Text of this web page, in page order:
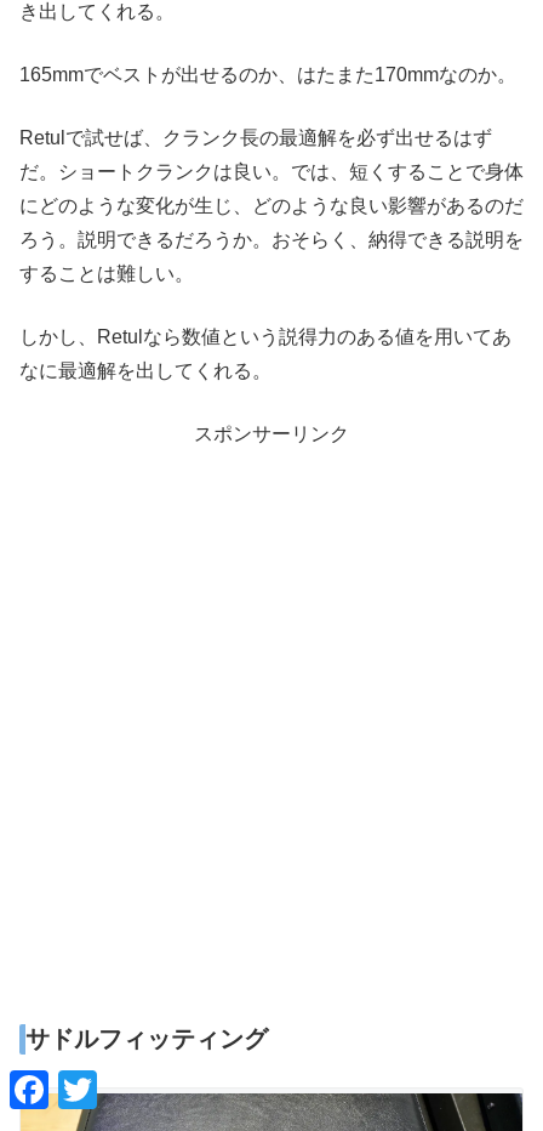
き出してくれる。
165mmでベストが出せるのか、はたまた170mmなのか。
Retulで試せば、クランク長の最適解を必ず出せるはず
だ。ショートクランクは良い。では、短くすることで身体
にどのような変化が生じ、どのような良い影響があるのだ
ろう。説明できるだろうか。おそらく、納得できる説明を
することは難しい。
しかし、Retulなら数値という説得力のある値を用いてあ
なに最適解を出してくれる。
スポンサーリンク
サドルフィッティング
F
a
w
i